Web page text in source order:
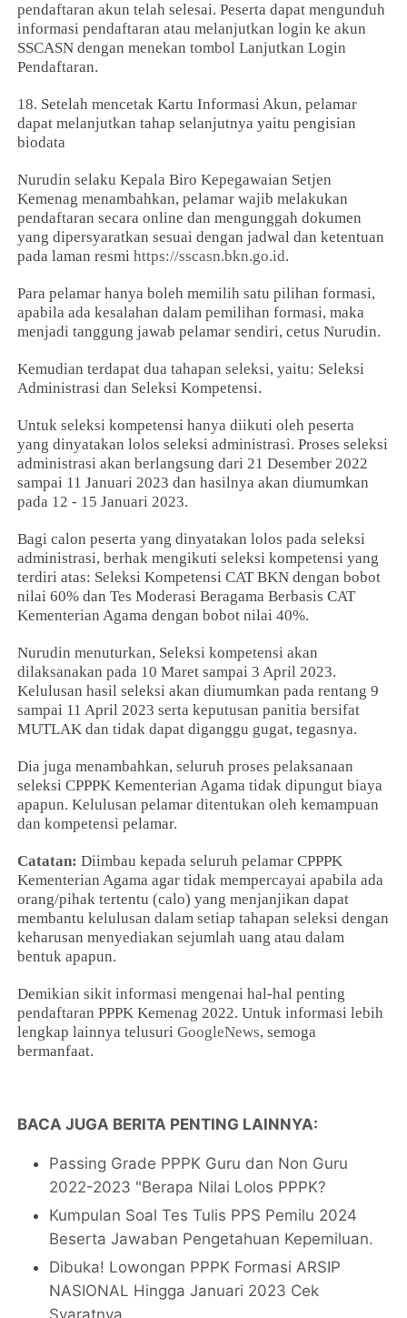
pendaftaran akun telah selesai. Peserta dapat mengunduh
informasi pendaftaran atau melanjutkan login ke akun
SSCASN dengan menekan tombol Lanjutkan Login
Pendaftaran.
18. Setelah mencetak Kartu Informasi Akun, pelamar
dapat melanjutkan tahap selanjutnya yaitu pengisian
biodata
Nurudin selaku Kepala Biro Kepegawaian Setjen
Kemenag menambahkan, pelamar wajib melakukan
pendaftaran secara online dan mengunggah dokumen
yang dipersyaratkan sesuai dengan jadwal dan ketentuan
pada laman resmihttps://sscasn.bkn.go.id.
Para pelamar hanya boleh memilih satu pilihan formasi,
apabila ada kesalahan dalam pemilihan formasi, maka
menjadi tanggung jawab pelamar sendiri, cetus Nurudin.
Kemudian terdapat dua tahapan seleksi, yaitu: Seleksi
Administrasi dan Seleksi Kompetensi.
Untuk seleksi kompetensi hanya diikuti oleh peserta
yang dinyatakan lolos seleksi administrasi. Proses seleksi
administrasi akan berlangsung dari 21 Desember 2022
sampai 11 Januari 2023 dan hasilnya akan diumumkan
pada 12 - 15 Januari 2023.
Bagi calon peserta yang dinyatakan lolos pada seleksi
administrasi, berhak mengikuti seleksi kompetensi yang
terdiri atas: Seleksi Kompetensi CAT BKN dengan bobot
nilai 60% dan Tes Moderasi Beragama Berbasis CAT
Kementerian Agama dengan bobot nilai 40%.
Nurudin menuturkan, Seleksi kompetensi akan
dilaksanakan pada 10 Maret sampai 3 April 2023.
Kelulusan hasil seleksi akan diumumkan pada rentang 9
sampai 11 April 2023 serta keputusan panitia bersifat
MUTLAK dan tidak dapat diganggu gugat, tegasnya.
Dia juga menambahkan, seluruh proses pelaksanaan
seleksi CPPPK Kementerian Agama tidak dipungut biaya
apapun. Kelulusan pelamar ditentukan oleh kemampuan
dan kompetensi pelamar.
Catatan: Diimbau kepada seluruh pelamar CPPPK
Kementerian Agama agar tidak mempercayai apabila ada
orang/pihak tertentu (calo) yang menjanjikan dapat
membantu kelulusan dalam setiap tahapan seleksi dengan
keharusan menyediakan sejumlah uang atau dalam
bentuk apapun.
Demikian sikit informasi mengenai hal-hal penting
pendaftaran PPPK Kemenag 2022. Untuk informasi lebih
lengkap lainnya telusuriGoogleNews, semoga
bermanfaat.
BACA JUGA BERITA PENTING LAINNYA:
Passing Grade PPPK Guru dan Non Guru
2022-2023 "Berapa Nilai Lolos PPPK?
Kumpulan Soal Tes Tulis PPS Pemilu 2024
Beserta Jawaban Pengetahuan Kepemiluan.
Dibuka! Lowongan PPPK Formasi ARSIP
NASIONAL Hingga Januari 2023 Cek
Syaratnya